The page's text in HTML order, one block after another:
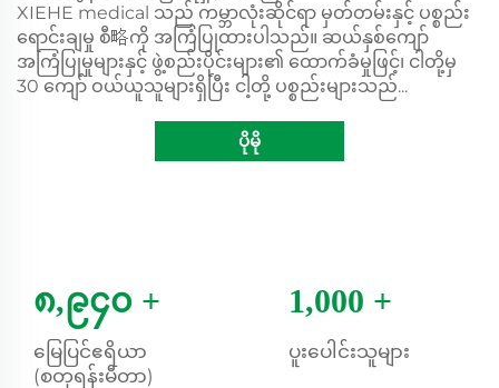
XIEHE medical သည် ကမ္ဘာလုံးဆိုင်ရာ မှတ်တမ်းနှင့် ပစ္စည်း
ရောင်းချမှု စီ略ကို အကြံပြုထားပါသည်။ ဆယ်နှစ်ကျော်
အကြံပြုမှုများနှင့် ဖွဲ့စည်းပိုင်းများ၏ ထောက်ခံမှုဖြင့်၊ ငါတို့မှ
30 ကျော် ဝယ်ယူသူများရှိပြီး ငါ့တို့ ပစ္စည်းများသည်...
ပိုမို
၈,၉၄၀ +
မြေပြင်ဧရိယာ
(စတုရန်းမီတာ)
1,000 +
ပူးပေါင်းသူများ